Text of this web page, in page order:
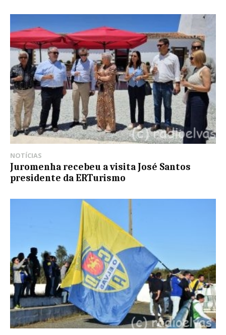
NOTÍCIAS
Juromenha recebeu a visita José Santos
presidente da ERTurismo